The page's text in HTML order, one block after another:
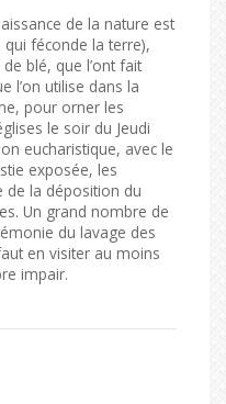
de la nature est
qui féconde la terre),
blé, que l’ont fait
l’on utilise dans la
pour orner les
le soir du Jeudi
eucharistique, avec le
exposée, les
de la déposition du
Un grand nombre de
du lavage des
en visiter au moins
impair.